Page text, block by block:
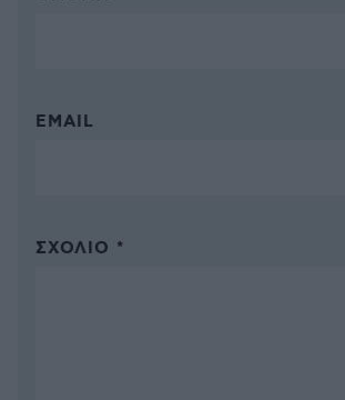
EMAIL
ΣΧΌΛΙΟ *